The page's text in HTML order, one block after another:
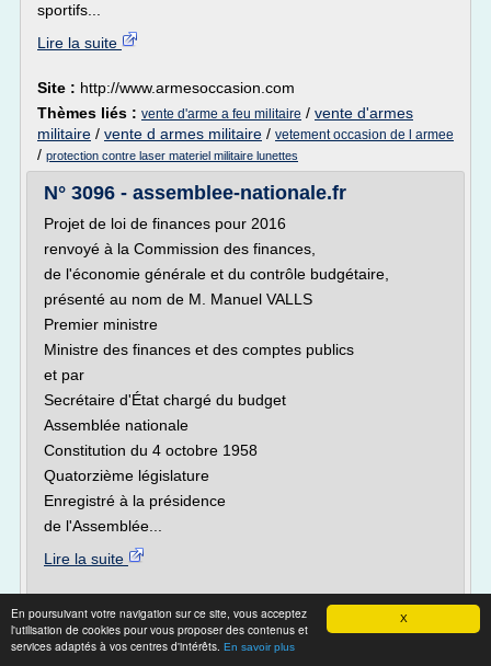
X
En poursuivant votre navigation sur ce site, vous acceptez
l'utilisation de cookies pour vous proposer des contenus et
services adaptés à vos centres d'intérêts. En savoir plus
sportifs...
Lire la suite
Site : http://www.armesoccasion.com
Thèmes liés : vente d'arme a feu militaire / vente d'armes
militaire / vente d armes militaire / vetement occasion de l armee
/ protection contre laser materiel militaire lunettes
N° 3096 - assemblee-nationale.fr
Projet de loi de finances pour 2016
renvoyé à la Commission des finances,
de l'économie générale et du contrôle budgétaire,
présenté au nom de M. Manuel VALLS
Premier ministre
Ministre des finances et des comptes publics
et par
Secrétaire d'État chargé du budget
Assemblée nationale
Constitution du 4 octobre 1958
Quatorzième législature
Enregistré à la présidence
de l'Assemblée...
Lire la suite
Thèmes liés :pension d'invalidite militaire et impots
code des
pensions civiles et militaires de retraite article l'12